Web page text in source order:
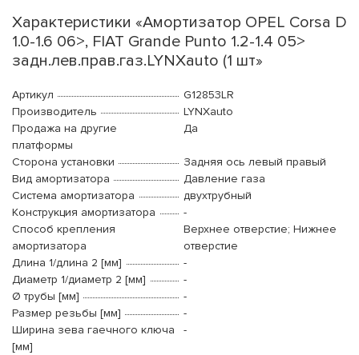
Характеристики «Амортизатор OPEL Corsa D
1.0-1.6 06>, FIAT Grande Punto 1.2-1.4 05>
задн.лев.прав.газ.LYNXauto (1 шт»
Артикул
G12853LR
Производитель
LYNXauto
Продажа на другие
платформы
Да
Сторона установки
Задняя ось левый правый
Вид амортизатора
Давление газа
Система амортизатора
двухтрубный
Конструкция амортизатора
-
Способ крепления
амортизатора
Верхнее отверстие; Нижнее
отверстие
Длина 1/длина 2 [мм]
-
Диаметр 1/диаметр 2 [мм]
-
Ø трубы [мм]
-
Размер резьбы [мм]
-
Ширина зева гаечного ключа
[мм]
-